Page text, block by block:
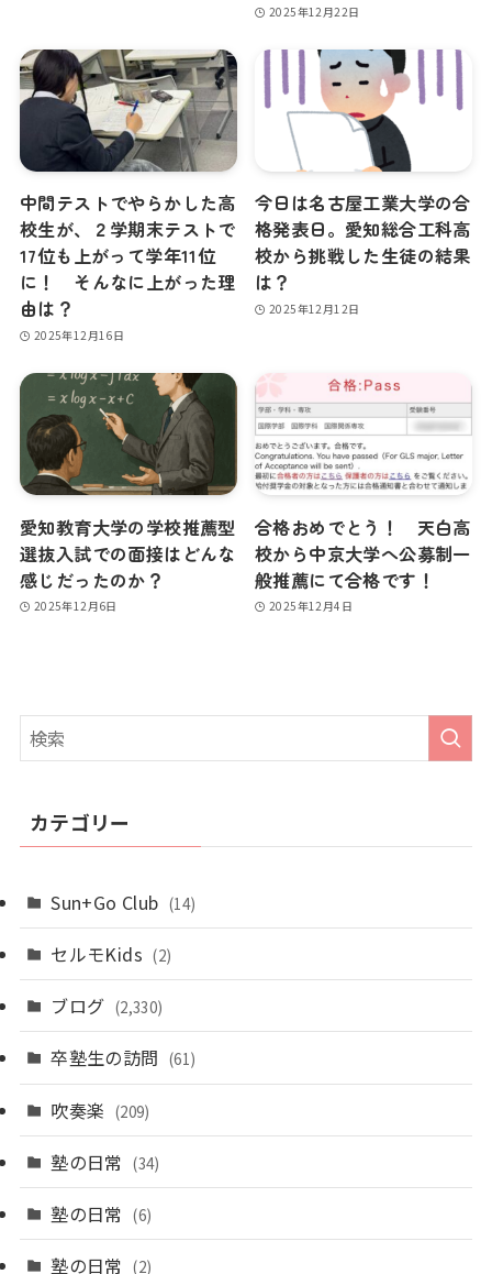
2025年12月22日
中間テストでやらかした高
校生が、２学期末テストで
17位も上がって学年11位
に！ そんなに上がった理
由は？
2025年12月16日
今日は名古屋工業大学の合
格発表日。愛知総合工科高
校から挑戦した生徒の結果
は？
2025年12月12日
愛知教育大学の学校推薦型
選抜入試での面接はどんな
感じだったのか？
2025年12月6日
合格おめでとう！ 天白高
校から中京大学へ公募制一
般推薦にて合格です！
2025年12月4日
カテゴリー
Sun+Go Club (14)
セルモKids (2)
ブログ (2,330)
卒塾生の訪問 (61)
吹奏楽 (209)
塾の日常 (34)
塾の日常 (6)
塾の日常 (2)